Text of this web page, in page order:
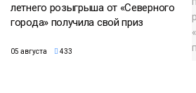
летнего розыгрыша от «Северного
города» получила свой приз
05 августа 433